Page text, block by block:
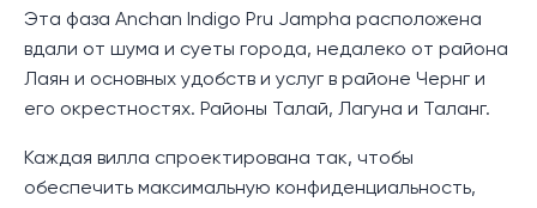
Эта фаза Anchan Indigo Pru Jampha расположена
вдали от шума и суеты города, недалеко от района
Лаян и основных удобств и услуг в районе Чернг и
его окрестностях. Районы Талай, Лагуна и Таланг.
Каждая вилла спроектирована так, чтобы
обеспечить максимальную конфиденциальность,